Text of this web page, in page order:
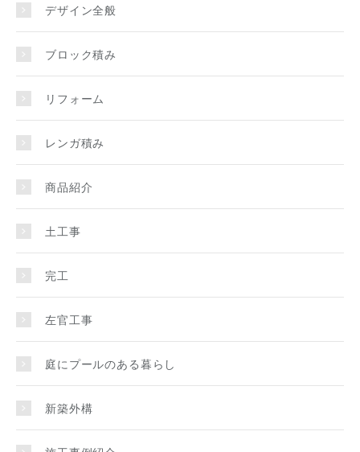
デザイン全般
ブロック積み
リフォーム
レンガ積み
商品紹介
土工事
完工
左官工事
庭にプールのある暮らし
新築外構